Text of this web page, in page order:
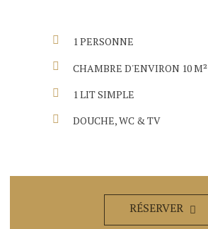
1 PERSONNE
CHAMBRE D'ENVIRON 10 M²
1 LIT SIMPLE
DOUCHE, WC & TV
RÉSERVER